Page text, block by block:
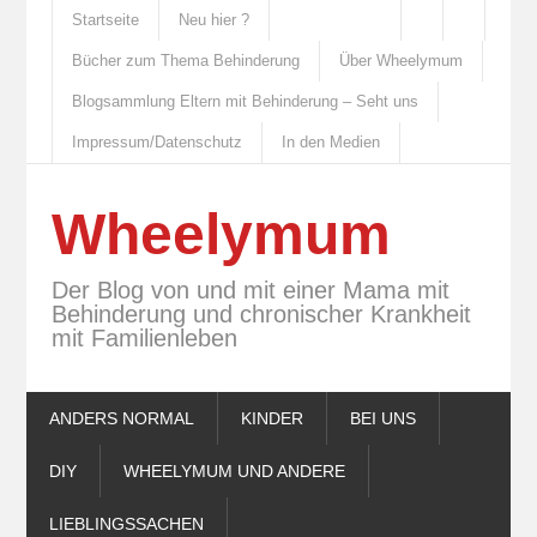
Startseite Neu hier ?
Bücher zum Thema Behinderung Über Wheelymum
Blogsammlung Eltern mit Behinderung – Seht uns
Impressum/Datenschutz In den Medien
Wheelymum
Der Blog von und mit einer Mama mit
Behinderung und chronischer Krankheit
mit Familienleben
ANDERS NORMAL KINDER BEI UNS
DIY WHEELYMUM UND ANDERE
LIEBLINGSSACHEN